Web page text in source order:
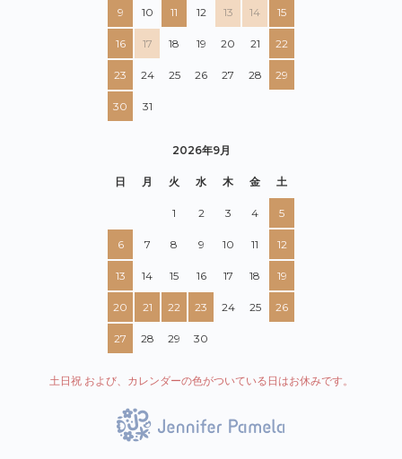
9 10 11 12 13 14 15
16 17 18 19 20 21 22
23 24 25 26 27 28 29
30 31
2026年9月
日 月 火 水 木 金 土
1 2 3 4 5
6 7 8 9 10 11 12
13 14 15 16 17 18 19
20 21 22 23 24 25 26
27 28 29 30
土日祝 および、カレンダーの色がついている日はお休みです。